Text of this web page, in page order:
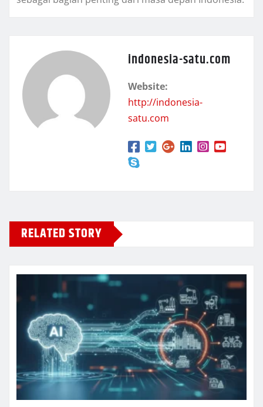
indonesia-satu.com
Website:
http://indonesia-
satu.com
RELATED STORY